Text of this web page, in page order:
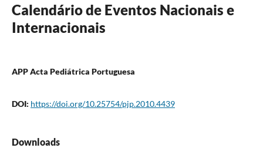
Calendário de Eventos Nacionais e
Internacionais
APP Acta Pediátrica Portuguesa
DOI: https://doi.org/10.25754/pjp.2010.4439
Downloads